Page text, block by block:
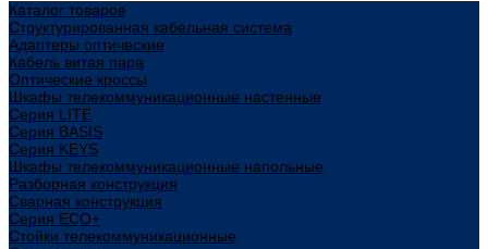
Каталог товаров
Структурированная кабельная система
Адаптеры оптические
Кабель витая пара
Оптические кроссы
Шкафы телекоммуникационные настенные
Cерия LITE
Cерия BASIS
Cерия KEYS
Шкафы телекоммуникационные напольные
Разборная конструкция
Сварная конструкция
Серия ECO+
Стойки телекоммуникационные